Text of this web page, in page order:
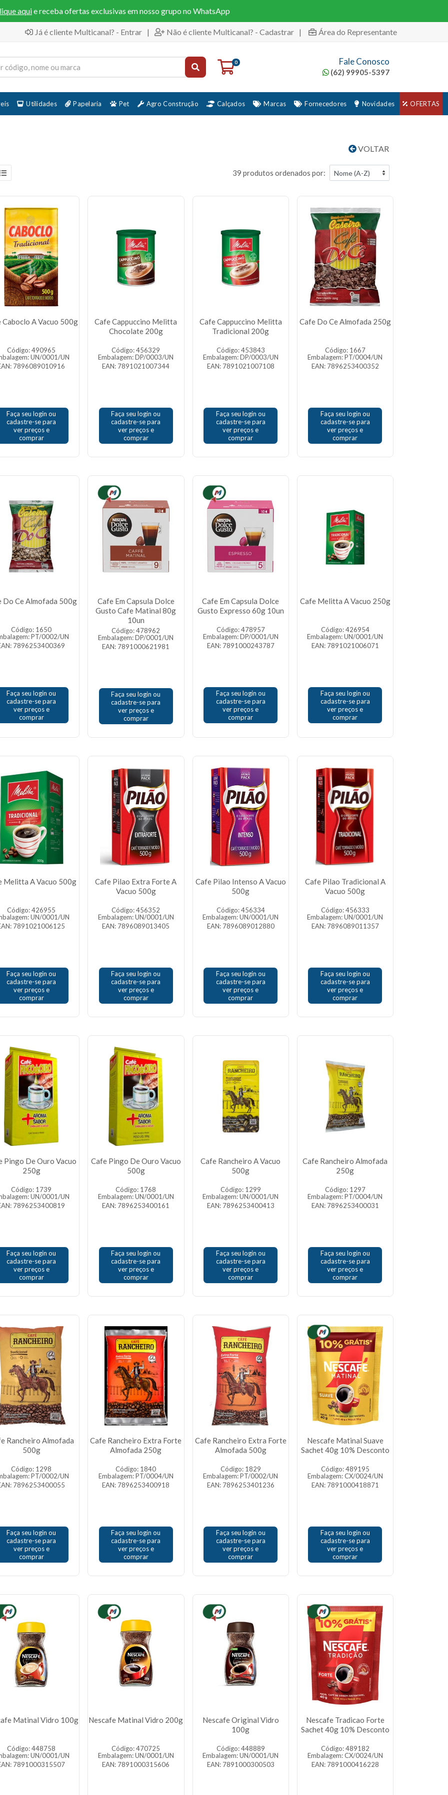
aquie receba ofertas exclusivas em nosso grupo no WhatsApp
Já é cliente Multicanal? - Entrar | Não é cliente Multicanal? - Cadastrar | Área do Representante
0 Fale Conosco
(62) 99905-5397
Utilidades Papelaria Pet Agro Construção Calçados Marcas Fornecedores Novidades OFERTAS
VOLTAR
39 produtos ordenados por:
Caboclo A Vacuo 500g
Código: 490965
UN/0001/UN
7896089010916
Faça seu login ou
cadastre-se para
ver preços e
comprar
Cafe Cappuccino Melitta
Chocolate 200g
Código: 456329
Embalagem: DP/0003/UN
EAN: 7891021007344
Faça seu login ou
cadastre-se para
ver preços e
comprar
Cafe Cappuccino Melitta
Tradicional 200g
Código: 453843
Embalagem: DP/0003/UN
EAN: 7891021007108
Faça seu login ou
cadastre-se para
ver preços e
comprar
Cafe Do Ce Almofada 250g
Código: 1667
Embalagem: PT/0004/UN
EAN: 7896253400352
Faça seu login ou
cadastre-se para
ver preços e
comprar
Do Ce Almofada 500g
Código: 1650
PT/0002/UN
7896253400369
Faça seu login ou
cadastre-se para
ver preços e
comprar
Cafe Em Capsula Dolce
Gusto Cafe Matinal 80g
10un
Código: 478962
Embalagem: DP/0001/UN
EAN: 7891000621981
Faça seu login ou
cadastre-se para
ver preços e
comprar
Cafe Em Capsula Dolce
Gusto Expresso 60g 10un
Código: 478957
Embalagem: DP/0001/UN
EAN: 7891000243787
Faça seu login ou
cadastre-se para
ver preços e
comprar
Cafe Melitta A Vacuo 250g
Código: 426954
Embalagem: UN/0001/UN
EAN: 7891021006071
Faça seu login ou
cadastre-se para
ver preços e
comprar
Melitta A Vacuo 500g
Código: 426955
UN/0001/UN
7891021006125
Faça seu login ou
cadastre-se para
ver preços e
comprar
Cafe Pilao Extra Forte A
Vacuo 500g
Código: 456352
Embalagem: UN/0001/UN
EAN: 7896089013405
Faça seu login ou
cadastre-se para
ver preços e
comprar
Cafe Pilao Intenso A Vacuo
500g
Código: 456334
Embalagem: UN/0001/UN
EAN: 7896089012880
Faça seu login ou
cadastre-se para
ver preços e
comprar
Cafe Pilao Tradicional A
Vacuo 500g
Código: 456333
Embalagem: UN/0001/UN
EAN: 7896089011357
Faça seu login ou
cadastre-se para
ver preços e
comprar
Pingo De Ouro Vacuo
250g
Código: 1739
UN/0001/UN
7896253400819
Faça seu login ou
cadastre-se para
ver preços e
comprar
Cafe Pingo De Ouro Vacuo
500g
Código: 1768
Embalagem: UN/0001/UN
EAN: 7896253400161
Faça seu login ou
cadastre-se para
ver preços e
comprar
Cafe Rancheiro A Vacuo
500g
Código: 1299
Embalagem: UN/0001/UN
EAN: 7896253400413
Faça seu login ou
cadastre-se para
ver preços e
comprar
Cafe Rancheiro Almofada
250g
Código: 1297
Embalagem: PT/0004/UN
EAN: 7896253400031
Faça seu login ou
cadastre-se para
ver preços e
comprar
Rancheiro Almofada
500g
Código: 1298
PT/0002/UN
7896253400055
Faça seu login ou
cadastre-se para
ver preços e
comprar
Cafe Rancheiro Extra Forte
Almofada 250g
Código: 1840
Embalagem: PT/0004/UN
EAN: 7896253400918
Faça seu login ou
cadastre-se para
ver preços e
comprar
Cafe Rancheiro Extra Forte
Almofada 500g
Código: 1829
Embalagem: PT/0002/UN
EAN: 7896253401236
Faça seu login ou
cadastre-se para
ver preços e
comprar
Nescafe Matinal Suave
Sachet 40g 10% Desconto
Código: 489195
Embalagem: CX/0024/UN
EAN: 7891000418871
Faça seu login ou
cadastre-se para
ver preços e
comprar
Matinal Vidro 100g
Código: 448758
UN/0001/UN
7891000315507
Nescafe Matinal Vidro 200g
Código: 470725
Embalagem: UN/0001/UN
EAN: 7891000315606
Nescafe Original Vidro
100g
Código: 448889
Embalagem: UN/0001/UN
EAN: 7891000300503
Nescafe Tradicao Forte
Sachet 40g 10% Desconto
Código: 489182
Embalagem: CX/0024/UN
EAN: 7891000416228